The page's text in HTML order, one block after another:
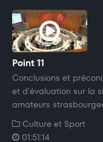
Point 11
Conclusions et
et d'évaluation sur la
amateurs
Culture et Sport
01:51:14